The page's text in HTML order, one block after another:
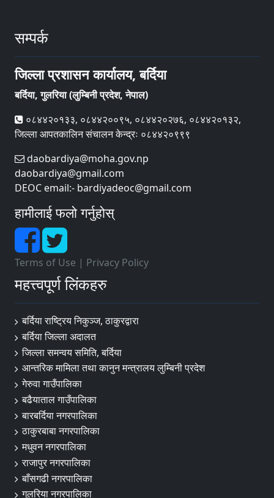
सम्पर्क
जिल्ला प्रशासन कार्यालय, बर्दिया
बर्दिया, गुलरिया (लुम्बिनी प्रदेश, नेपाल)
०८४४२०१३३, ०८४४२००९५, ०८४४२०२७६, ०८४४२०१३२,
जिल्ला आपतकालिन संचालन केन्द्रः ०८४४२०९९९
daobardiya@moha.gov.np
daobardiya@gmail.com
DEOC email:- bardiyadeoc@gmail.com
हामीलाई फलो गर्नुहोस्
Terms of Use | Privacy Policy
महत्त्वपूर्ण लिंकहरु
बर्दिया राष्ट्रिय निकुञ्ज, ठाकुरद्वारा
बर्दिया जिल्ला अदालत
जिल्ला समन्वय समिति, बर्दिया
आन्तरिक मामिला तथा कानुन मन्त्रालय लुम्बिनी प्रदेश
गेरुवा गाउँपालिका
बढैयाताल गाउँपालिका
बारबर्दिया नगरपालिका
ठाकुरबाबा नगरपालिका
मधुवन नगरपालिका
राजापुर नगरपालिका
बाँसगढी नगरपालिका
गुलरिया नगरपालिका